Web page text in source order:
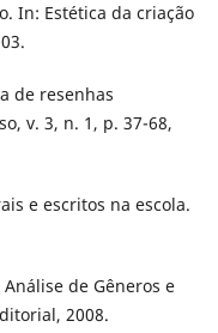
In: Estética da criação
de resenhas
v. 3, n. 1, p. 37-68,
e escritos na escola.
Análise de Gêneros e
2008.